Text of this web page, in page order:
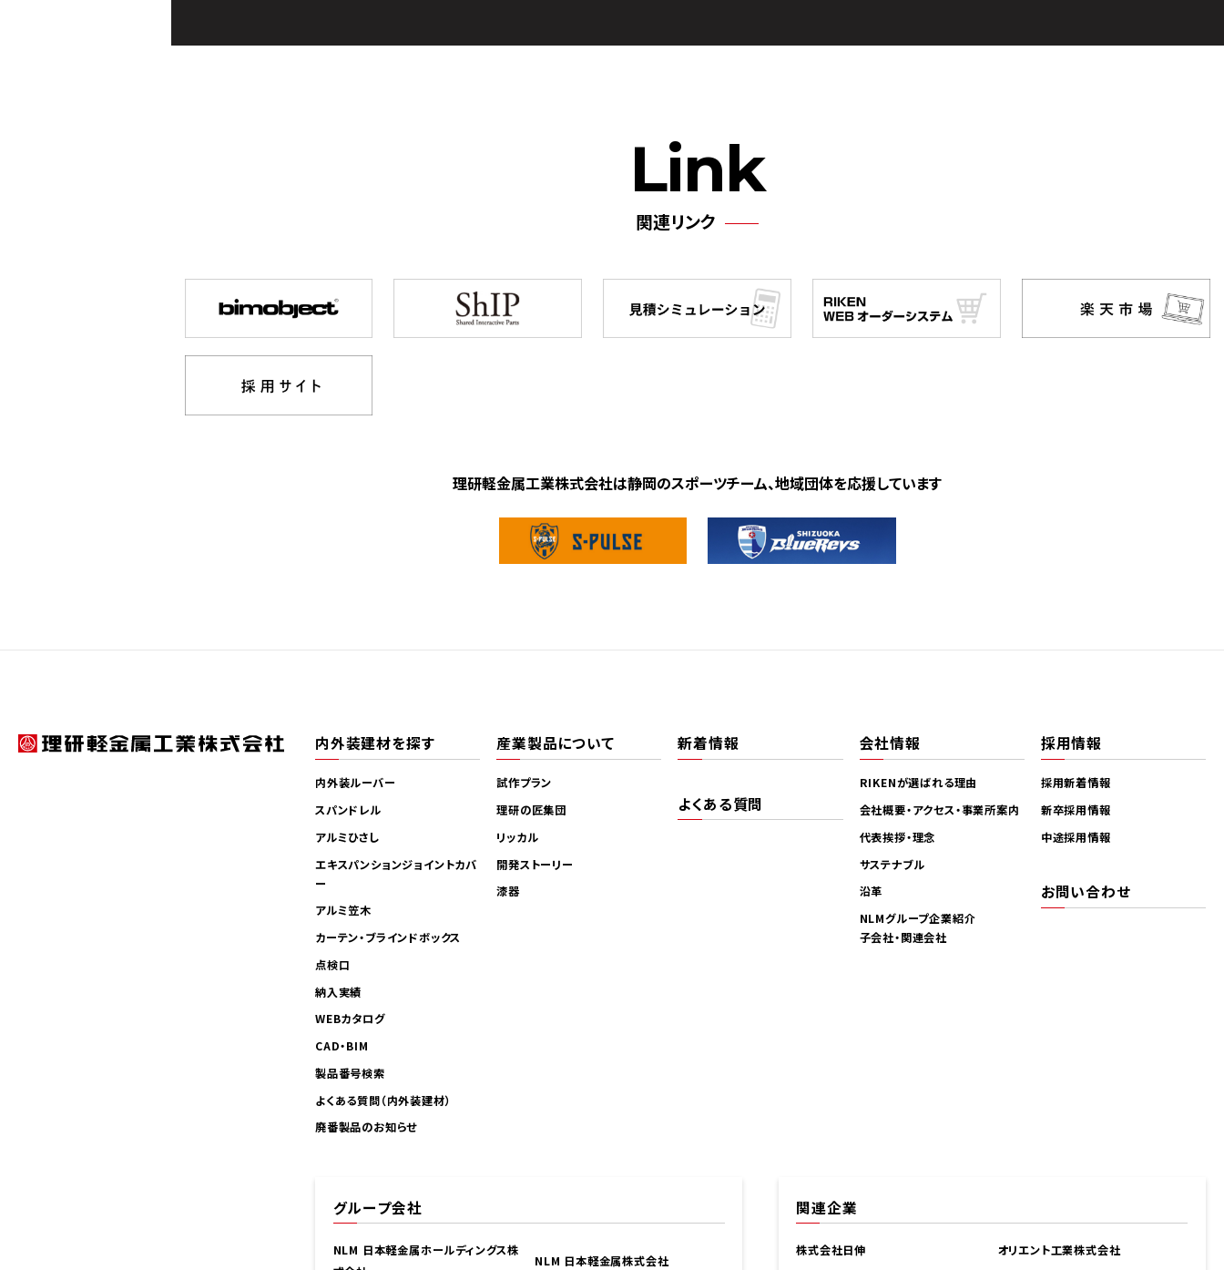
Link
関連リンク
理研軽金属工業株式会社は静岡のスポーツチーム、地域団体を応援しています
内外装建材を探す
内外装ルーバー
スパンドレル
アルミひさし
エキスパンションジョイントカバ
ー
アルミ笠木
カーテン・ブラインドボックス
点検口
納入実績
WEBカタログ
CAD・BIM
製品番号検索
よくある質問（内外装建材）
廃番製品のお知らせ
産業製品について
試作プラン
理研の匠集団
リッカル
開発ストーリー
漆器
新着情報
よくある質問
会社情報
RIKENが選ばれる理由
会社概要・アクセス・事業所案内
代表挨拶・理念
サステナブル
沿革
NLMグループ企業紹介
子会社・関連会社
採用情報
採用新着情報
新卒採用情報
中途採用情報
お問い合わせ
グループ会社
NLM 日本軽金属ホールディングス株
NLM 日本軽金属株式会社
関連企業
株式会社日伸 オリエント工業株式会社